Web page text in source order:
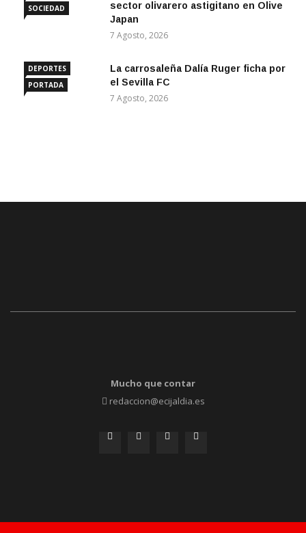
SOCIEDAD
sector olivarero astigitano en Olive
Japan
7 Agosto, 2026
DEPORTES
PORTADA
La carrosaleña Dalía Ruger ficha por
el Sevilla FC
7 Agosto, 2026
Mucho que contar
redaccion@ecijaldia.es